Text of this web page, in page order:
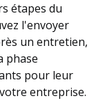
étapes du
l'envoyer
un entretien,
phase
pour leur
entreprise.